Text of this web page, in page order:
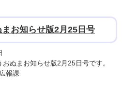
お知らせ版2月25日号
ぬまお知らせ版2月25日号です。
報課